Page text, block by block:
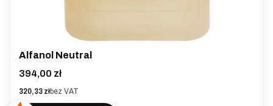
Alfanol Neutral
Cena
394,00 zł
Cena
320,33 złbez VAT